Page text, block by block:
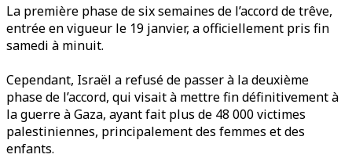
La première phase de six semaines de l’accord de trêve,
entrée en vigueur le 19 janvier, a officiellement pris fin
samedi à minuit.
Cependant, Israël a refusé de passer à la deuxième
phase de l’accord, qui visait à mettre fin définitivement à
la guerre à Gaza, ayant fait plus de 48 000 victimes
palestiniennes, principalement des femmes et des
enfants.